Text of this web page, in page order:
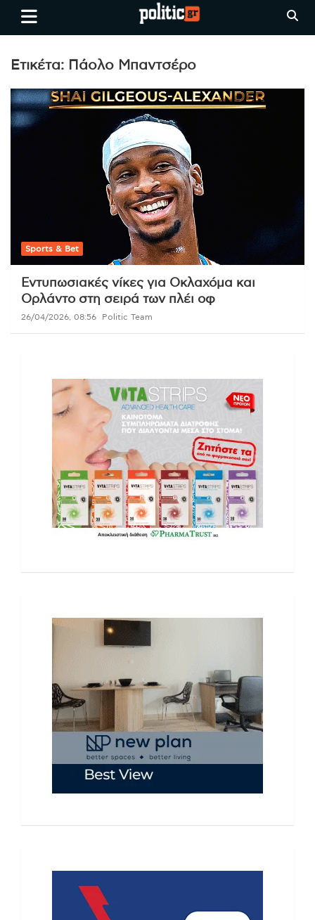
Skip
Ειδήσεις απο τη
Θεσσαλονίκη, την Ελλάδα και
όλο τον Κόσμο
politic.gr
Ετικέτα: Πάολο Μπαντσέρο
Sports & Bet
Εντυπωσιακές νίκες για Οκλαχόμα και
Ορλάντο στη σειρά των πλέι οφ
26/04/2026, 08:56 Politic Team